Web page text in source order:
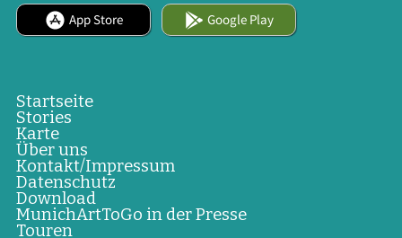
App Store Google Play
Startseite
Stories
Karte
Über uns
Kontakt/Impressum
Datenschutz
Download
MunichArtToGo in der Presse
Touren